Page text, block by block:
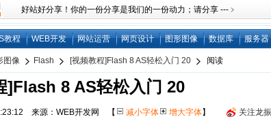
好站好分享！你的一份分享是我们的一份动力；请分享 ---﹥
教程 WEB开发 网站运营 网页设计 图形图像 数据库 服务器
图像 Flash [视频教程]Flash 8 AS轻松入门 20 阅读
]Flash 8 AS轻松入门 20
来源：WEB开发网 【 减小字体 增大字体】 关注龙